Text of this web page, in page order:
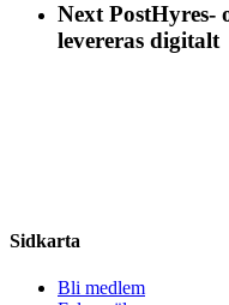
Next PostHyres-
levereras digitalt
Share
Sidkarta
Bli medlem